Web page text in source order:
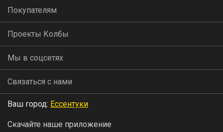
Покупателям
Проекты Колбы
Мы в соцсетях
Связаться с нами
Ваш город: Ессентуки
Скачайте наше приложение